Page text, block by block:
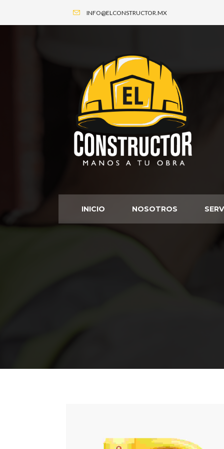
INFO@ELCONSTRUCTOR.MX
INICIO NOSOTROS